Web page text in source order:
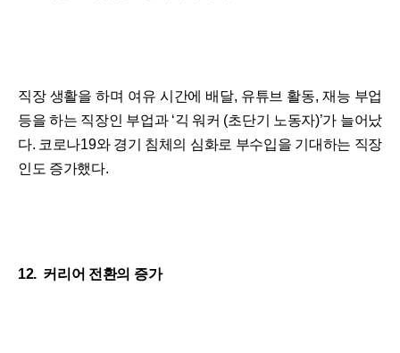
직장 생활을 하며 여유 시간에 배달, 유튜브 활동, 재능 부업
등을 하는 직장인 부업과 ‘긱 워커 (초단기 노동자)’가 늘어났
다. 코로나19와 경기 침체의 심화로 부수입을 기대하는 직장
인도 증가했다.
12. 커리어 전환의 증가